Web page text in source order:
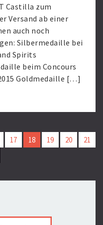
Castilla zum
Versand ab einer
auch noch
Silbermedaille bei
Spirits
beim Concours
Goldmedaille […]
17 18 19 20 21